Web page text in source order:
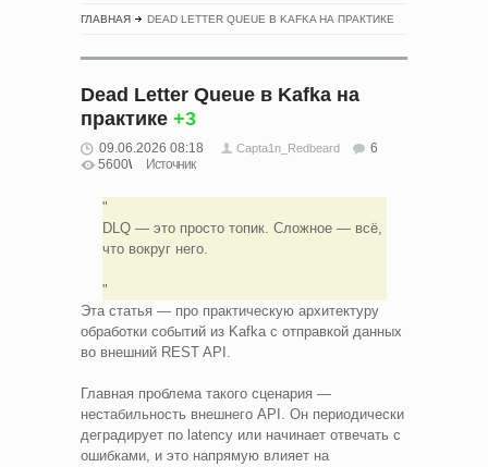
ГЛАВНАЯ DEAD LETTER QUEUE В KAFKA НА ПРАКТИКЕ
Dead Letter Queue в Kafka на
практике +3
09.06.2026 08:18 Capta1n_Redbeard
6
5600
Источник
DLQ — это просто топик. Сложное — всё,
что вокруг него.
Эта статья — про практическую архитектуру
обработки событий из Kafka с отправкой данных
во внешний REST API.
Главная проблема такого сценария —
нестабильность внешнего API. Он периодически
деградирует по latency или начинает отвечать с
ошибками, и это напрямую влияет на